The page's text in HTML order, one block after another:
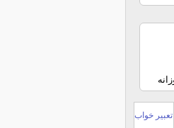
تعبیر خواب